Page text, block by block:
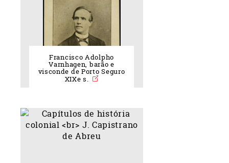
Francisco Adolpho
Varnhagen, barão e
visconde de Porto Seguro
XIXe s.